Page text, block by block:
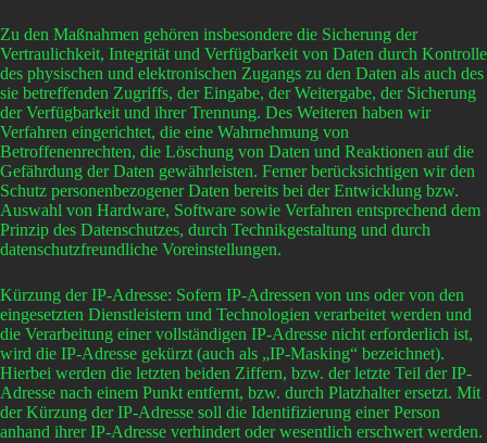
Zu den Maßnahmen gehören insbesondere die Sicherung der
Vertraulichkeit, Integrität und Verfügbarkeit von Daten durch Kontrolle
des physischen und elektronischen Zugangs zu den Daten als auch des
sie betreffenden Zugriffs, der Eingabe, der Weitergabe, der Sicherung
der Verfügbarkeit und ihrer Trennung. Des Weiteren haben wir
Verfahren eingerichtet, die eine Wahrnehmung von
Betroffenenrechten, die Löschung von Daten und Reaktionen auf die
Gefährdung der Daten gewährleisten. Ferner berücksichtigen wir den
Schutz personenbezogener Daten bereits bei der Entwicklung bzw.
Auswahl von Hardware, Software sowie Verfahren entsprechend dem
Prinzip des Datenschutzes, durch Technikgestaltung und durch
datenschutzfreundliche Voreinstellungen.
Kürzung der IP-Adresse: Sofern IP-Adressen von uns oder von den
eingesetzten Dienstleistern und Technologien verarbeitet werden und
die Verarbeitung einer vollständigen IP-Adresse nicht erforderlich ist,
wird die IP-Adresse gekürzt (auch als „IP-Masking“ bezeichnet).
Hierbei werden die letzten beiden Ziffern, bzw. der letzte Teil der IP-
Adresse nach einem Punkt entfernt, bzw. durch Platzhalter ersetzt. Mit
der Kürzung der IP-Adresse soll die Identifizierung einer Person
anhand ihrer IP-Adresse verhindert oder wesentlich erschwert werden.